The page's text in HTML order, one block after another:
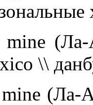
(Ла-
\\
(Ла-